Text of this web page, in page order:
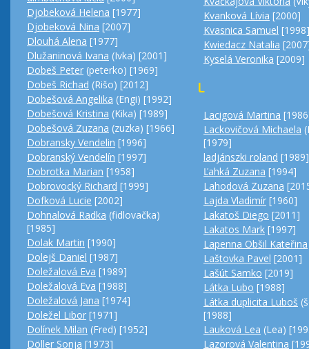
Djobeková Helena [1977]
Djobeková Nina [2007]
Dlouhá Alena [1977]
Dlužaninová Ivana (Ivka) [2001]
Dobeš Peter (peterko) [1969]
Dobeš Richad (Rišo) [2012]
Dobešová Angelika (Engi) [1992]
Dobešová Kristina (Kika) [1989]
Dobešová Zuzana (zuzka) [1966]
Dobransky Vendelin [1996]
Dobranský Vendelín [1997]
Dobrotka Marian [1958]
Dobrovocký Richard [1999]
Dofková Lucie [2002]
Dohnalová Radka (fidlovačka)
[1985]
Dolak Martin [1990]
Dolejš Daniel [1987]
Doležalová Eva [1989]
Doležalová Eva [1988]
Doležalová Jana [1974]
Doležel Libor [1971]
Dolínek Milan (Fred) [1952]
Döller Sonja [1973]
Kvanková Lívia [2000]
Kvasnica Samuel [1998]
Kwiedacz Natalia
Kyselá Veronika [2009]
L
Lacigová Martina
Lackovičová Michaela
[1979]
ladjánszki roland [1989]
Ľahká Zuzana [1994]
Lahodová Zuzana
Lajda Vladimír [1960]
Lakatoš Diego [2011]
Lakatos Mark [1997]
Lapenna Obšil Kateřina
Laštovka Pavel [2001]
Lašút Samko [2019]
Látka Lubo [1988]
Látka duplicita Luboš
[1988]
Lauková Lea (Lea)
Lazorová Valentina